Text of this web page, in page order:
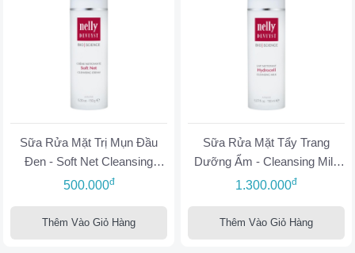
Sữa Rửa Mặt Trị Mụn Đầu
Đen - Soft Net Cleansing
Cream
500.000đ
Thêm Vào Giỏ Hàng
Sữa Rửa Mặt Tẩy Trang
Dưỡng Ẩm - Cleansing Milk
Hydrocell
1.300.000đ
Thêm Vào Giỏ Hàng